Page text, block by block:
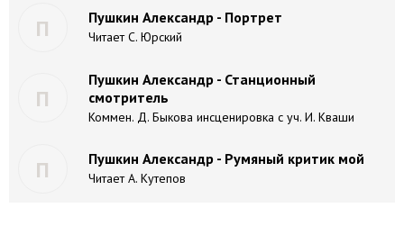
П Пушкин Александр - Портрет
Читает С. Юрский
П
Пушкин Александр - Станционный
смотритель
Коммен. Д. Быкова инсценировка с уч. И. Кваши
П Пушкин Александр - Румяный критик мой
Читает А. Кутепов